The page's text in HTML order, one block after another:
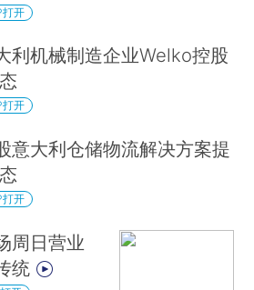
打开
利机械制造企业Welko控股
打开
意大利仓储物流解决方案提
打开
周日营业
统